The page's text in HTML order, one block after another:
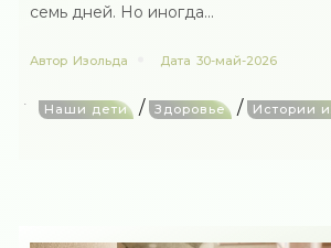
семь дней. Но иногда...
Автор Изольда Дата 30-май-2026
Наши дети / Здоровье / Истории